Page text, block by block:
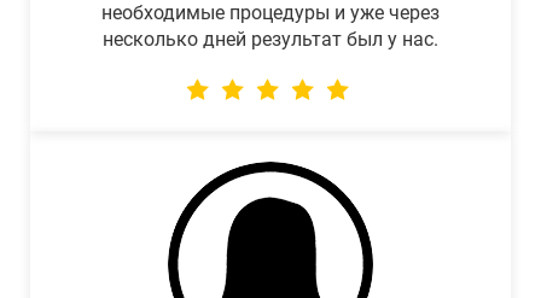
необходимые процедуры и уже через
несколько дней результат был у нас.